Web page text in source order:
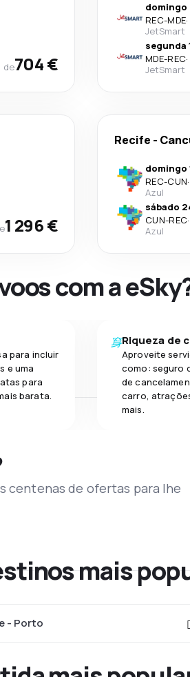
de704 €
domingo
REC-MDE·
JetSmart
segunda
MDE-REC·
JetSmart
1 296 €
Recife -
domingo
REC-CUN·
Azul
sábado
CUN-REC·
Azul
com a
para incluir
e uma
para
barata.
Riqueza de
Aproveite
como: seguro
de
carro,
mais.
centenas de ofertas para lhe
mais
- Porto